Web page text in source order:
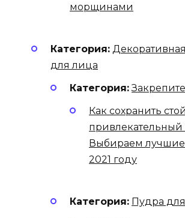
морщинами
Категория:
для лица
Категория:
Как сохранить
Выбираем
2021 году
Категория: Пудра